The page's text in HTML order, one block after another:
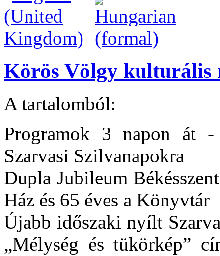
Körös Völgy kulturális
A tartalomból:
Programok 3 napon át
Szarvasi Szilvanapokra
Dupla Jubileum
Ház és 65 éves a Könyvtár
Újabb időszaki nyílt
„Mélység és tükörkép”